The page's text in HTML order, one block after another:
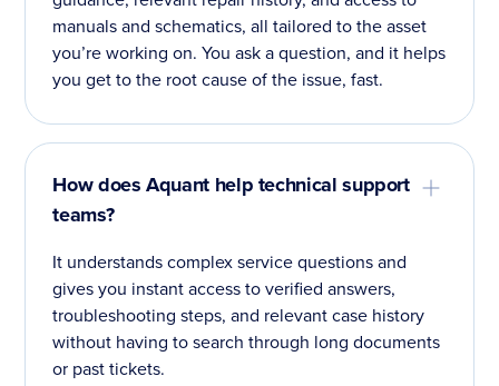
manuals and schematics, all tailored to the asset
you’re working on. You ask a question, and it helps
you get to the root cause of the issue, fast.
How does Aquant help technical support
teams?
It understands complex service questions and
gives you instant access to verified answers,
troubleshooting steps, and relevant case history
without having to search through long documents
or past tickets.